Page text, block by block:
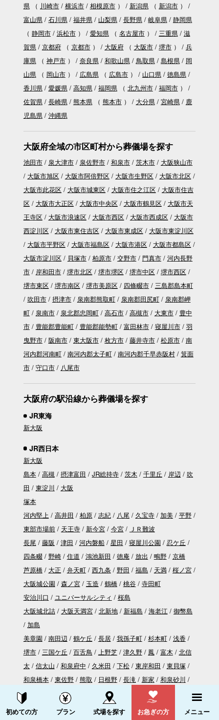
県（ 川崎市 横浜市 相模原市） 新潟県（ 新潟市）
富山県
石川県 福井県 山梨県 長野県 岐阜県
静岡県
（ 静岡市 浜松市） 愛知県（ 名古屋市） 三重県
滋
賀県
京都府（ 京都市） 大阪府（ 大阪市 堺市）
兵
庫県（ 神戸市） 奈良県 和歌山県 鳥取県 島根県
岡
山県（ 岡山市） 広島県（ 広島市） 山口県
徳島県
香川県
愛媛県 高知県 福岡県（ 北九州市 福岡市）
佐賀県
長崎県 熊本県（ 熊本市） 大分県 宮崎県
鹿
児島県
沖縄県
大阪府全域の市区町村から葬儀場を探す
池田市 泉大津市 泉佐野市 和泉市 茨木市
大阪狭山市
大阪市旭区
大阪市阿倍野区 大阪市生野区
大阪市北区
大阪市此花区
大阪市城東区 大阪市住之江区
大阪市住吉
区
大阪市大正区 大阪市中央区 大阪市鶴見区
大阪市天
王寺区
大阪市浪速区 大阪市西区 大阪市西成区
大阪市
西淀川区
大阪市東住吉区 大阪市東成区
大阪市東淀川区
大阪市平野区
大阪市福島区 大阪市港区
大阪市都島区
大阪市淀川区
貝塚市 柏原市 交野市 門真市
河内長野
市
岸和田市 堺市北区 堺市堺区 堺市中区
堺市西区
堺市東区
堺市南区 堺市美原区 四條畷市
三島郡島本町
吹田市
摂津市 泉南郡熊取町 泉南郡田尻町
泉南郡岬
町
泉南市 泉北郡忠岡町 高石市 高槻市 大東市
豊中
市
豊能郡豊能町 豊能郡能勢町 富田林市 寝屋川市
羽
曳野市
阪南市 東大阪市 枚方市 藤井寺市 松原市
南
河内郡河南町
南河内郡太子町 南河内郡千早赤阪村
箕面
市
守口市 八尾市
大阪府の駅沿線から葬儀場を探す
JR東海
新大阪
JR西日本
新大阪
島本
高槻 摂津富田 JR総持寺 茨木 千里丘 岸辺
吹
田
東淀川
大阪
塚本
河内堅上
高井田 柏原 志紀 八尾 久宝寺 加美
平野
東部市場前
天王寺 新今宮 今宮
ＪＲ難波
長尾
藤阪 津田 河内磐船 星田 寝屋川公園
忍ケ丘
四条畷
野崎 住道 鴻池新田 徳庵 放出 鴫野
京橋
芦原橋
大正 弁天町 西九条 野田 福島 天満
桜ノ宮
大阪城公園
森ノ宮 玉造 鶴橋 桃谷
寺田町
安治川口
ユニバーサルシティ
桜島
大阪城北詰
大阪天満宮 北新地 新福島 海老江
御幣島
加島
美章園
南田辺 鶴ケ丘 長居 我孫子町 杉本町
浅香
堺市
三国ケ丘 百舌鳥 上野芝 津久野 鳳 富木
北信
太
信太山 和泉府中 久米田 下松 東岸和田
東貝塚
和泉橋本
東佐野 熊取 日根野 長滝 新家
和泉砂川
和泉鳥取
山中渓
東羽衣
資料請求する 電話をかける
初めての方 プラン 式場を探す お急ぎの方 メニュー